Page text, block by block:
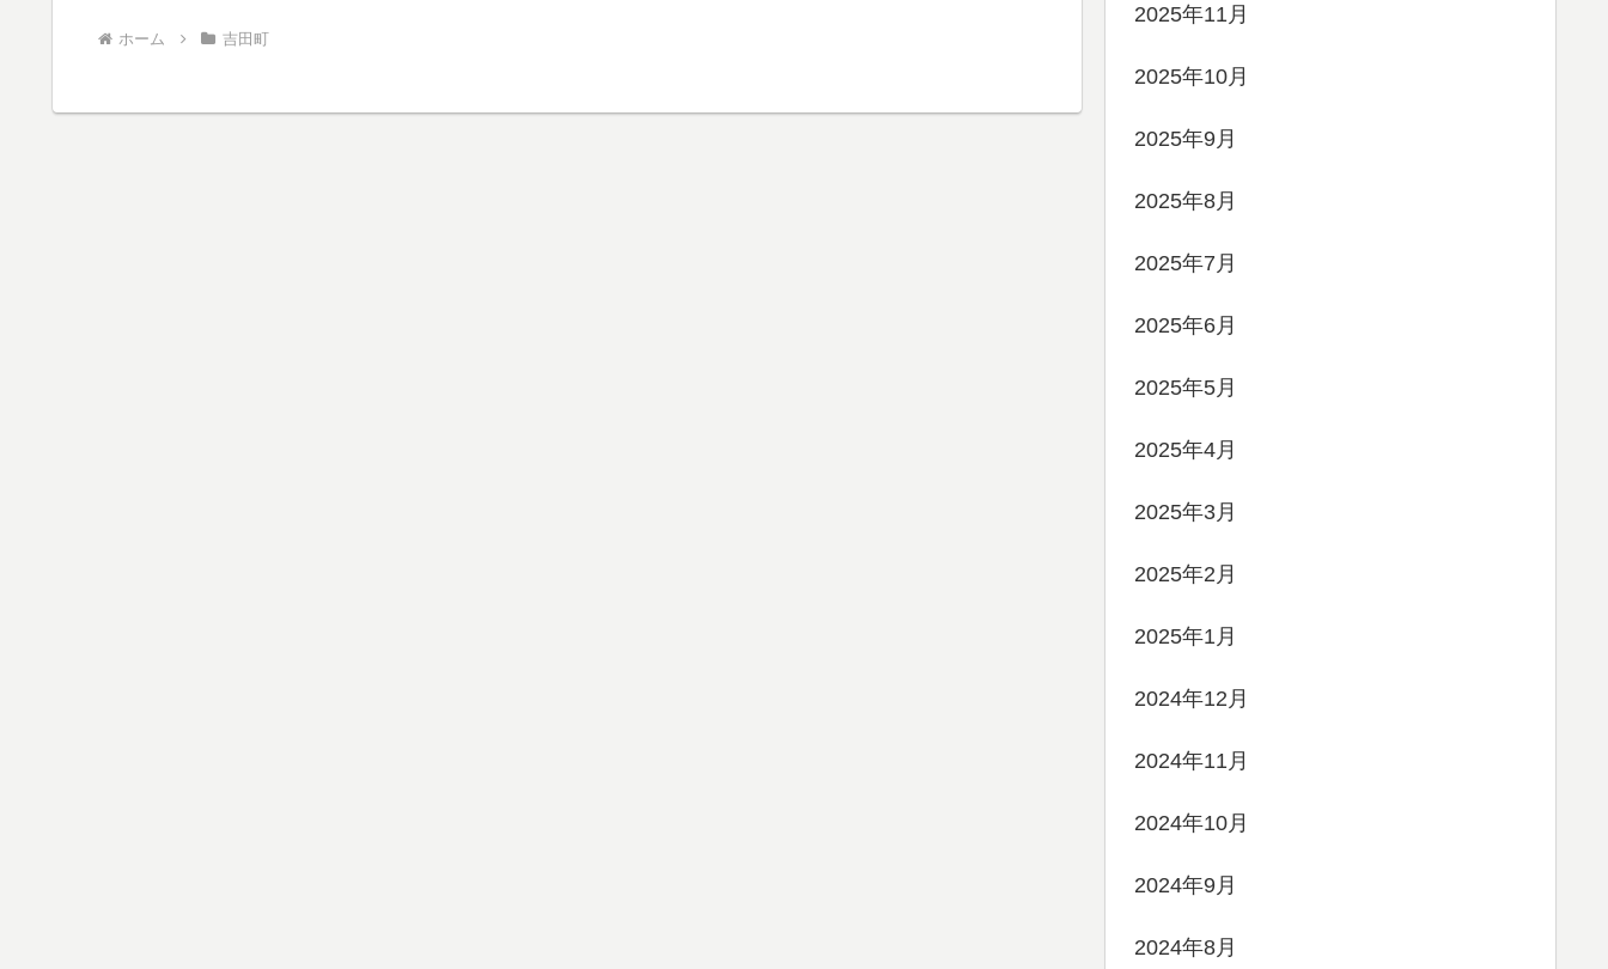
ホーム 吉田町
2025年11月
2025年10月
2025年9月
2025年8月
2025年7月
2025年6月
2025年5月
2025年4月
2025年3月
2025年2月
2025年1月
2024年12月
2024年11月
2024年10月
2024年9月
2024年8月